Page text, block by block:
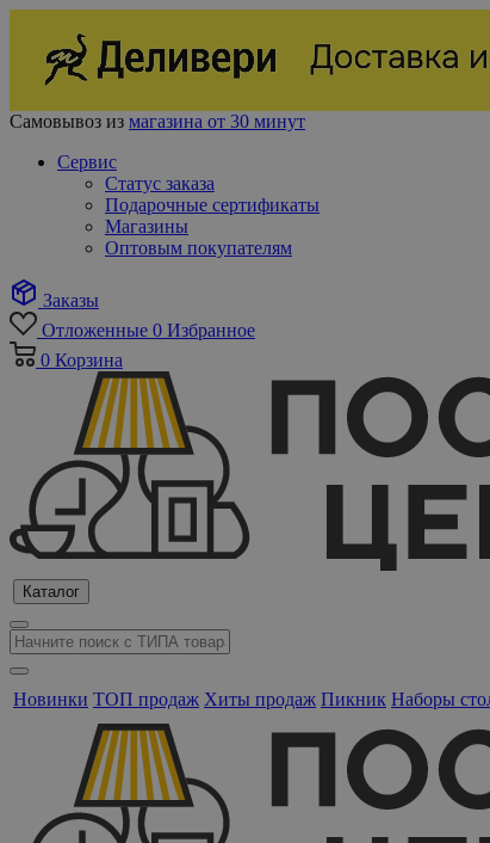
Самовывоз из магазина от 30 минут
Сервис
Статус заказа
Подарочные сертификаты
Магазины
Оптовым покупателям
Заказы
Отложенные 0 Избранное
0 Корзина
Каталог
Новинки ТОП продаж Хиты продаж Пикник Наборы